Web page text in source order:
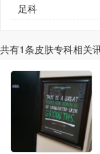
足科
共有1条皮肤专科相关